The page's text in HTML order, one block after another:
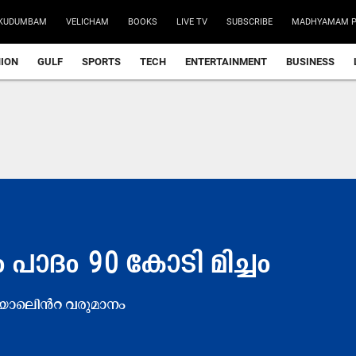
VELICHAM BOOKS LIVE TV SUBSCRIBE MADHYAMAM
GULF SPORTS TECH ENTERTAINMENT BUSINESS
90 കോടി മിച്ചം
വ​രു​മാ​നം